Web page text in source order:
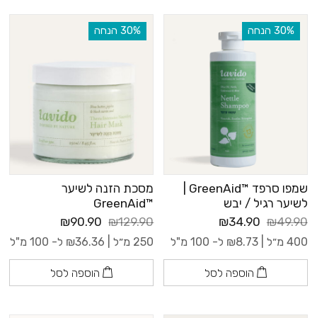
‫30% הנחה
לשיער רגיל / יבש
₪49.90
₪34.90
400 מ״ל | ₪8.73 ל- 100 מ"ל
הוספה לסל
‫30% הנחה
מסכת הזנה לשיער
™GreenAid
₪129.90
₪90.90
250 מ״ל | ₪36.36 ל- 100 מ"ל
הוספה לסל